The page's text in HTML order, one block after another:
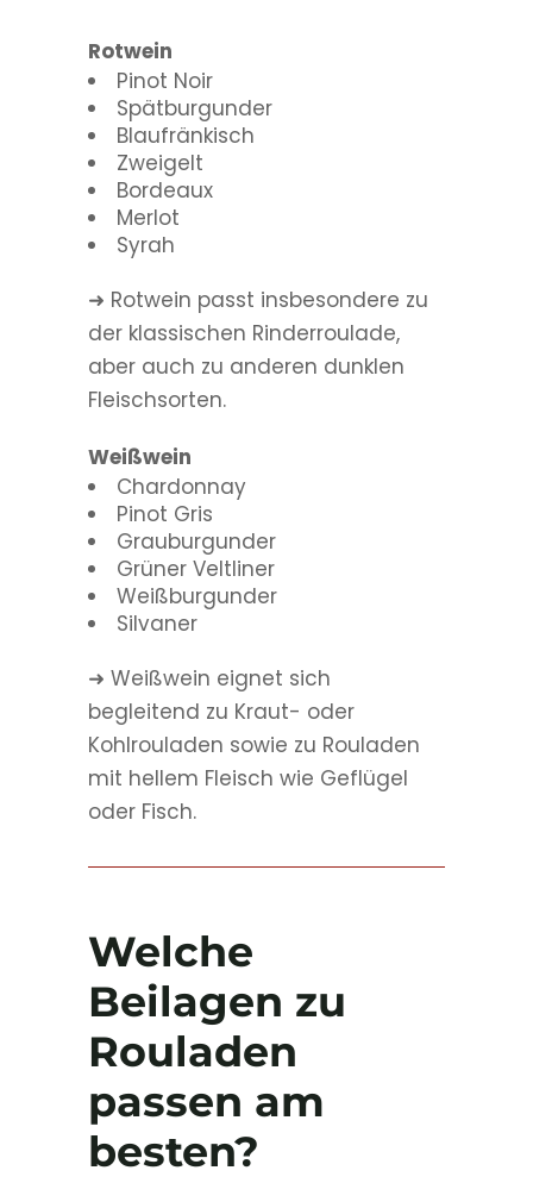
Rotwein
Pinot Noir
Spätburgunder
Blaufränkisch
Zweigelt
Bordeaux
Merlot
Syrah
➜ Rotwein passt insbesondere zu
der klassischen Rinderroulade,
aber auch zu anderen dunklen
Fleischsorten.
Weißwein
Chardonnay
Pinot Gris
Grauburgunder
Grüner Veltliner
Weißburgunder
Silvaner
➜ Weißwein eignet sich
begleitend zu Kraut- oder
Kohlrouladen sowie zu Rouladen
mit hellem Fleisch wie Geflügel
oder Fisch.
Welche
Beilagen zu
Rouladen
passen am
besten?